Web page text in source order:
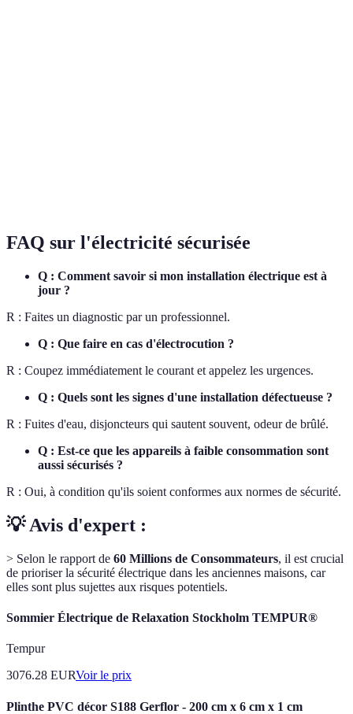
FAQ sur l'électricité sécurisée
Q : Comment savoir si mon installation électrique est à
jour ?
R : Faites un diagnostic par un professionnel.
Q : Que faire en cas d'électrocution ?
R : Coupez immédiatement le courant et appelez les urgences.
Q : Quels sont les signes d'une installation défectueuse ?
R : Fuites d'eau, disjoncteurs qui sautent souvent, odeur de brûlé.
Q : Est-ce que les appareils à faible consommation sont
aussi sécurisés ?
R : Oui, à condition qu'ils soient conformes aux normes de sécurité.
💡 Avis d'expert :
> Selon le rapport de 60 Millions de Consommateurs, il est crucial
de prioriser la sécurité électrique dans les anciennes maisons, car
elles sont plus sujettes aux risques potentiels.
Sommier Électrique de Relaxation Stockholm TEMPUR®
Tempur
3076.28 EURVoir le prix
Plinthe PVC décor S188 Gerflor - 200 cm x 6 cm x 1 cm